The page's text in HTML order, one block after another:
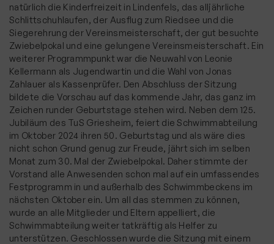
natürlich die Kinderfreizeit in Lindenfels, das alljährliche
Schlittschuhlaufen, der Ausflug zum Riedsee und die
Siegerehrung der Vereinsmeisterschaft, der gut besuchte
Zwiebelpokal und eine gelungene Vereinsmeisterschaft. Ein
weiterer Programmpunkt war die Neuwahl von Leonie
Kellermann als Jugendwartin und die Wahl von Jonas
Zahlauer als Kassenprüfer. Den Abschluss der Sitzung
bildete die Vorschau auf das kommende Jahr, das ganz im
Zeichen runder Geburtstage stehen wird. Neben dem 125.
Jubiläum des TuS Griesheim, feiert die Schwimmabteilung
im Oktober 2024 ihren 50. Geburtstag und als wäre dies
nicht schon Grund genug zur Freude, jährt sich im selben
Monat zum 30. Mal der Zwiebelpokal. Daher stimmte der
Vorstand alle Anwesenden schon mal auf ein umfassendes
Festprogramm in und außerhalb des Schwimmbeckens im
nächsten Oktober ein. Um all das stemmen zu können,
wurde an alle Mitglieder und Eltern appelliert, die
Schwimmabteilung weiter tatkräftig als Helfer zu
unterstützen. Geschlossen wurde die Sitzung mit einem